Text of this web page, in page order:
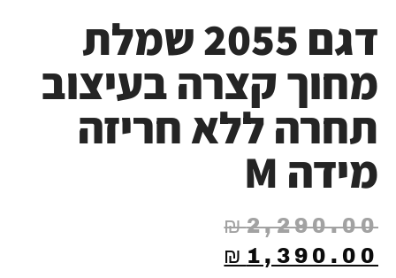
דגם 2055 שמלת
מחוך קצרה בעיצוב
תחרה ללא חריזה
מידה M
₪2,290.00
₪ 1,390.00